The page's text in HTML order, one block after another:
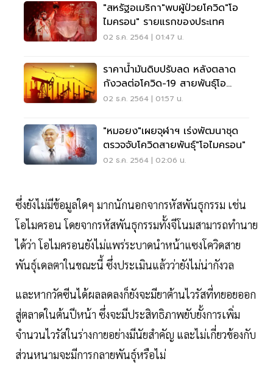
"สหรัฐอเมริกา"พบผู้ป่วยโควิด"โอ
ไมครอน" รายแรกของประเทศ
02 ธ.ค. 2564 | 01:47 น.
ราคาน้ำมันดิบปรับลด หลังตลาด
กังวลต่อโควิด-19 สายพันธุ์โอ
ไมครอน
02 ธ.ค. 2564 | 01:57 น.
"หมอยง"เผยจุฬาฯ เร่งพัฒนาชุด
ตรวจจับโควิดสายพันธุ์"โอไมครอน"
02 ธ.ค. 2564 | 02:06 น.
ซึ่งยังไม่มีข้อมูลใดๆ มากนักนอกจากรหัสพันธุกรรม เช่น
โอไมครอน โดยจากรหัสพันธุกรรมทั้งจีโนมสามารถทำนาย
ได้ว่า โอไมครอนยังไม่แพร่ระบาดนำหน้าแซงโควิดสาย
พันธุ์เดลตาในขณะนี้ ซึ่งประเมินแล้วว่ายังไม่น่ากังวล
และหากวัคซีนได้ผลลดลงก็ยังจะมียาต้านไวรัสที่ทยอยออก
สู่ตลาดในต้นปีหน้า ซึ่งจะมีประสิทธิภาพยับยั้งการเพิ่ม
จำนวนไวรัสในร่างกายอย่างมีนัยสำคัญ และไม่เกี่ยวข้องกับ
ส่วนหนามจะมีการกลายพันธุ์หรือไม่